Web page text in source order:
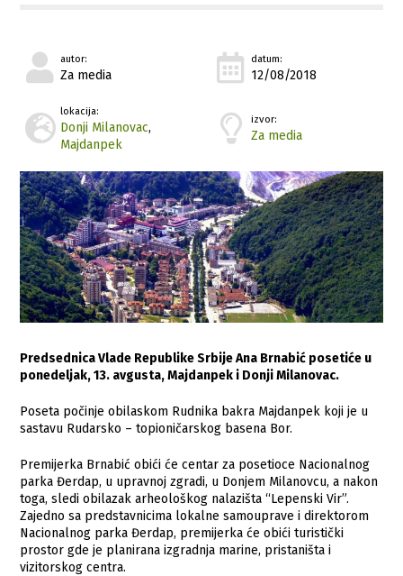
autor:
Za media
datum:
12/08/2018
lokacija:
Donji Milanovac,
Majdanpek
izvor:
Za media
Predsednica Vlade Republike Srbije Ana Brnabić posetiće u
ponedeljak, 13. avgusta, Majdanpek i Donji Milanovac.
Poseta počinje obilaskom Rudnika bakra Majdanpek koji je u
sastavu Rudarsko – topioničarskog basena Bor.
Premijerka Brnabić obići će centar za posetioce Nacionalnog
parka Đerdap, u upravnoj zgradi, u Donjem Milanovcu, a nakon
toga, sledi obilazak arheološkog nalazišta “Lepenski Vir”.
Zajedno sa predstavnicima lokalne samouprave i direktorom
Nacionalnog parka Đerdap, premijerka će obići turistički
prostor gde je planirana izgradnja marine, pristaništa i
vizitorskog centra.